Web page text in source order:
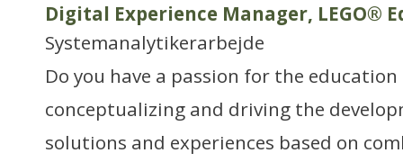
Digital Experience Manager, LEGO®
Systemanalytikerarbejde
Do you have a passion for the
conceptualizing and driving the
solutions and experiences based on